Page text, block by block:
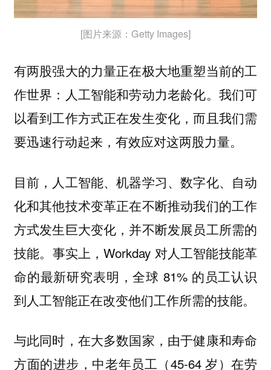
[图片来源：Getty Images]
有两股强大的力量正在极大地重塑当前的工
作世界：人工智能和劳动力老龄化。我们可
以看到工作方式正在发生变化，而且我们需
要迅速行动起来，有效应对这两股力量。
目前，人工智能、机器学习、数字化、自动
化和其他技术变革正在不断推动我们的工作
方式发生巨大变化，并不断发展员工所需的
技能。事实上，Workday 对人工智能技能革
命的最新研究表明，全球 81% 的员工认识
到人工智能正在改变他们工作所需的技能。
与此同时，在大多数国家，由于健康和寿命
方面的进步，中老年员工（45-64 岁）在劳